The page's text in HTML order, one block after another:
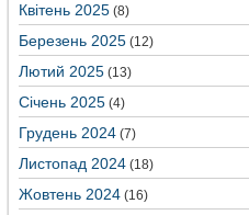
Квітень 2025 (8)
Березень 2025 (12)
Лютий 2025 (13)
Січень 2025 (4)
Грудень 2024 (7)
Листопад 2024 (18)
Жовтень 2024 (16)